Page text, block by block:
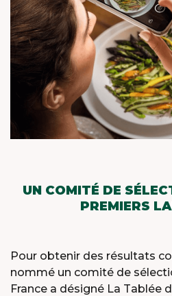
UN COMITÉ DE
PREMIERS
Pour obtenir des résultats
nommé un comité de
France a désigné La Tablée